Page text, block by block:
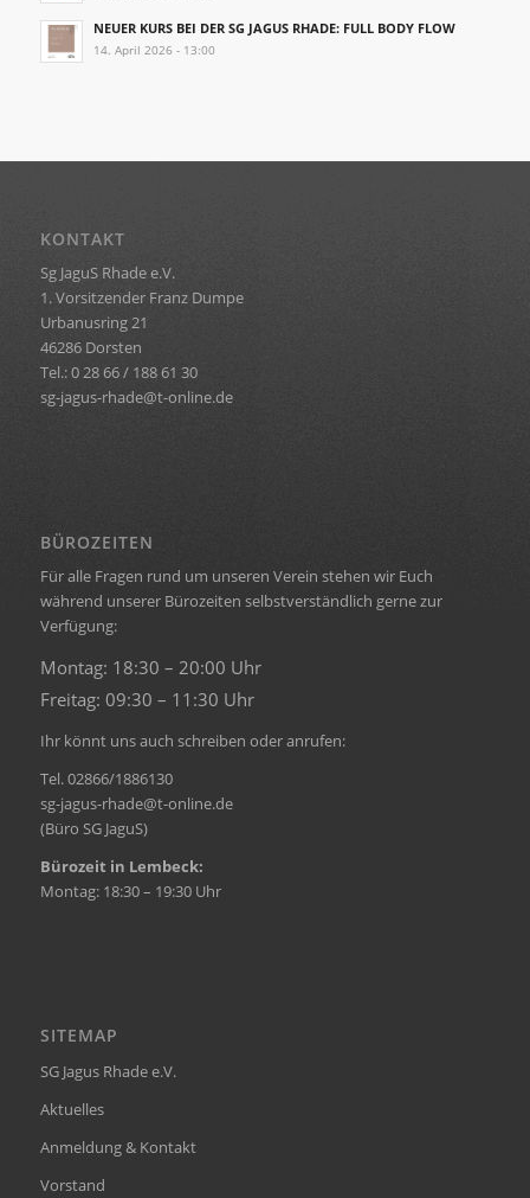
NEUER KURS BEI DER SG JAGUS RHADE: FULL BODY FLOW
14. April 2026 - 13:00
KONTAKT
Sg JaguS Rhade e.V.
1. Vorsitzender Franz Dumpe
Urbanusring 21
46286 Dorsten
Tel.: 0 28 66 / 188 61 30
sg-jagus-rhade@t-online.de
BÜROZEITEN
Für alle Fragen rund um unseren Verein stehen wir Euch
während unserer Bürozeiten selbstverständlich gerne zur
Verfügung:
Montag: 18:30 – 20:00 Uhr
Freitag: 09:30 – 11:30 Uhr
Ihr könnt uns auch schreiben oder anrufen:
Tel. 02866/1886130
sg-jagus-rhade@t-online.de
(Büro SG JaguS)
Bürozeit in Lembeck:
Montag: 18:30 – 19:30 Uhr
SITEMAP
SG Jagus Rhade e.V.
Aktuelles
Anmeldung & Kontakt
Vorstand